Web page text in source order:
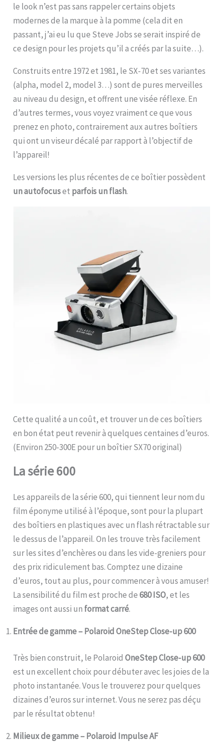
le look n’est pas sans rappeler certains objets
modernes de la marque à la pomme (cela dit en
passant, j’ai eu lu que Steve Jobs se serait inspiré de
ce design pour les projets qu’il a créés par la suite…).
Construits entre 1972 et 1981, le SX-70 et ses variantes
(alpha, model 2, model 3…) sont de pures merveilles
au niveau du design, et offrent une visée réflexe. En
d’autres termes, vous voyez vraiment ce que vous
prenez en photo, contrairement aux autres boîtiers
qui ont un viseur décalé par rapport à l’objectif de
l’appareil!
Les versions les plus récentes de ce boîtier possèdent
un autofocuset parfois un flash.
Cette qualité a un coût, et trouver un de ces boîtiers
en bon état peut revenir à quelques centaines d’euros.
(Environ 250-300E pour un boîtier SX70 original)
La série 600
Les appareils de la série 600, qui tiennent leur nom du
film éponyme utilisé à l’époque, sont pour la plupart
des boîtiers en plastiques avec un flash rétractable sur
le dessus de l’appareil. On les trouve très facilement
sur les sites d’enchères ou dans les vide-greniers pour
des prix ridiculement bas. Comptez une dizaine
d’euros, tout au plus, pour commencer à vous amuser!
La sensibilité du film est proche de680 ISO, et les
images ont aussi un format carré.
Entrée de gamme – Polaroid OneStep Close-up 600
Très bien construit, le PolaroidOneStep Close-up 600
est un excellent choix pour débuter avec les joies de la
photo instantanée. Vous le trouverez pour quelques
dizaines d’euros sur internet. Vous ne serez pas déçu
par le résultat obtenu!
Milieux de gamme – Polaroid Impulse AF